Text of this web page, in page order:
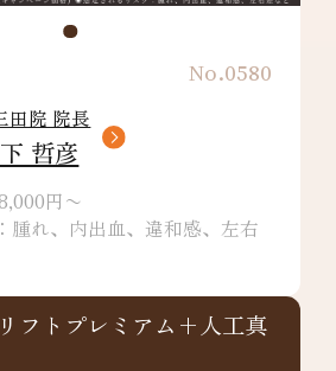
No.0580
田院 院長
哲彦
円〜
腫れ、内出血、違和感、左右
フトプレミアム+人工真